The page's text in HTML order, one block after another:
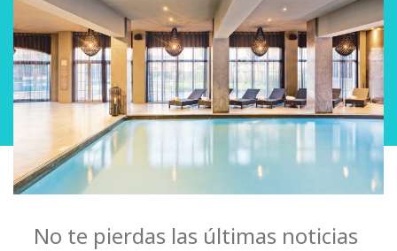
No te pierdas las últimas noticias